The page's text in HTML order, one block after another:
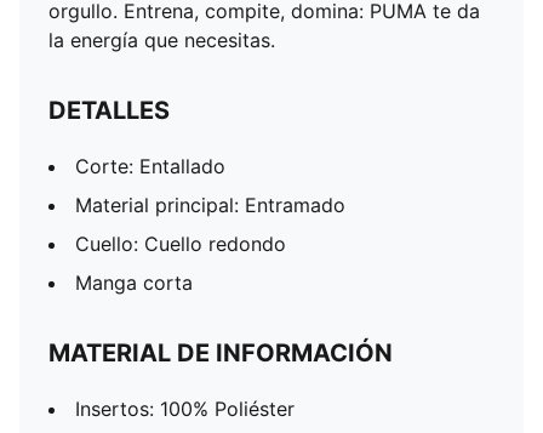
orgullo. Entrena, compite, domina: PUMA te da
la energía que necesitas.
DETALLES
Corte: Entallado
Material principal: Entramado
Cuello: Cuello redondo
Manga corta
MATERIAL DE INFORMACIÓN
Insertos: 100% Poliéster